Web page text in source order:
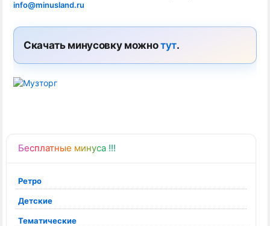
Бесплатные минуса !!!
Ретро
Детские
Тематические
info@minusland.ru
Скачать минусовку можнотут.